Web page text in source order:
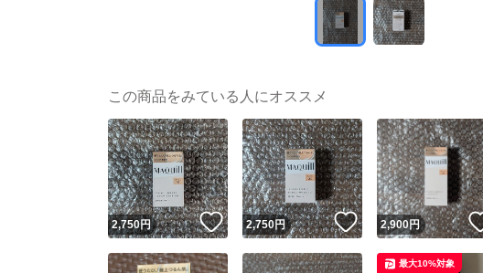
この商品をみている人にオススメ
2,750円 いいね！
2,750円 いいね！
2,900円
最大10%対象